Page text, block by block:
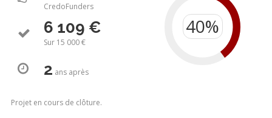
CredoFunders
6 109 €
Sur 15 000 €
2 ansaprès
Projet en cours de clôture.